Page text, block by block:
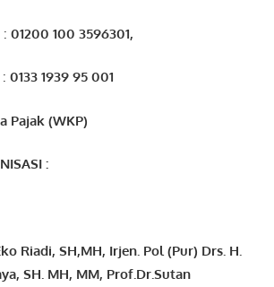
: 01200 100 3596301,
0133 1939 95 001
Pajak (WKP)
:
Riadi, SH,MH, Irjen. Pol (Pur) Drs. H.
SH. MH, MM, Prof.Dr.Sutan